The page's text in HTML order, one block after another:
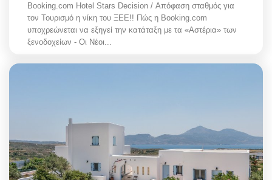
Mykonos Ticker TV
Sport
Sustainability
Science & Tech
Booking.com Hotel Stars Decision / Απόφαση σταθμός για
τον Τουρισμό η νίκη του ΞΕΕ!! Πώς η Booking.com
υποχρεώνεται να εξηγεί την κατάταξη με τα «Αστέρια» των
ξενοδοχείων - Οι Νέοι...